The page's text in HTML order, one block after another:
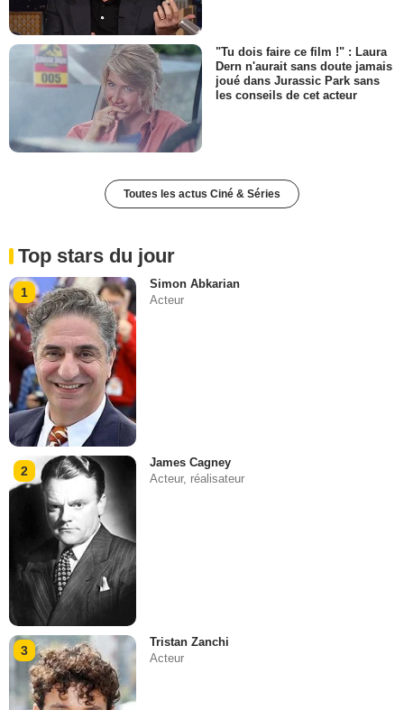
"Tu dois faire ce film !" : Laura
Dern n'aurait sans doute jamais
joué dans Jurassic Park sans
les conseils de cet acteur
Toutes les actus Ciné & Séries
Top stars du jour
1
Simon Abkarian
Acteur
2
James Cagney
Acteur, réalisateur
3
Tristan Zanchi
Acteur